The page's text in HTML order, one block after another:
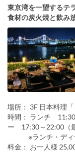
東京湾を一望するテ
食材の炭火焼と飲み
場所： 3F 日本料理
時間： ランチ
ー 17:30～22:00（
※ランチ・ディナ
料金： お一人様